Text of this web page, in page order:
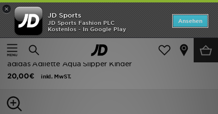
×
JD Sports
JD Sports Fashion PLC
Kostenlos - In Google Play
Ansehen
Startseite
Kinder
Schuhe Jugendliche (Gr. 36-38.5)
adidas Adilette Aqua Slipper Kinder
20,00€
inkl. MwST.
Startseite
ANGEBOTE
Marken
Herren